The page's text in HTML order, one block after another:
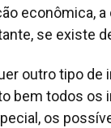
econômica,
se existe
outro tipo de
bem todos os
os